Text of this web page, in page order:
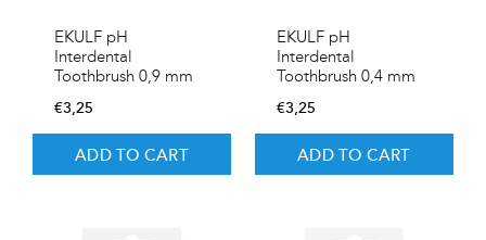
EKULF pH
Interdental
Toothbrush 0,9 mm
€3,25
ADD TO CART
EKULF pH
Interdental
Toothbrush 0,4 mm
€3,25
ADD TO CART